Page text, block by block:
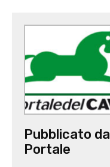
Pubblicato
Portale